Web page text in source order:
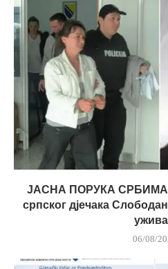
ЈАСНА ПОРУКА СРБИМА:
српског дјечака
06/08/